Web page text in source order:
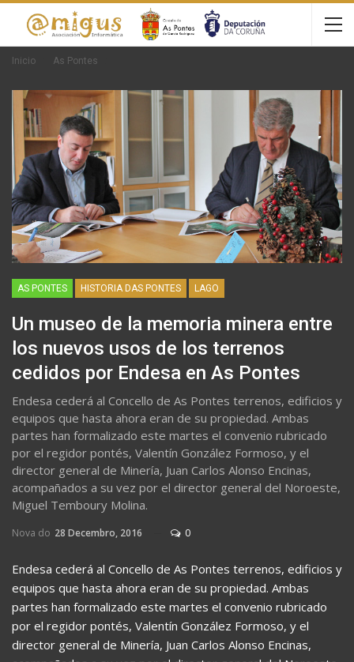
Inicio As Pontes
AS PONTES HISTORIA DAS PONTES LAGO
Un museo de la memoria minera entre
los nuevos usos de los terrenos
cedidos por Endesa en As Pontes
Endesa cederá al Concello de As Pontes terrenos, edificios y
equipos que hasta ahora eran de su propiedad. Ambas
partes han formalizado este martes el convenio rubricado
por el regidor pontés, Valentín González Formoso, y el
director general de Minería, Juan Carlos Alonso Encinas,
acompañados a su vez por el director general del Noroeste,
Miguel Temboury Molina.
Nova do 28 Decembro, 2016 0
Endesa cederá al Concello de As Pontes terrenos, edificios y
equipos que hasta ahora eran de su propiedad. Ambas
partes han formalizado este martes el convenio rubricado
por el regidor pontés, Valentín González Formoso, y el
director general de Minería, Juan Carlos Alonso Encinas,